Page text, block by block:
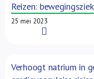
Reizen:
25 mei 2023
Verhoogt natrium in